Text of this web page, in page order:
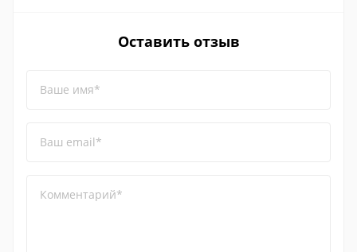
Оставить отзыв
Ваше имя*
Ваш email*
Комментарий*